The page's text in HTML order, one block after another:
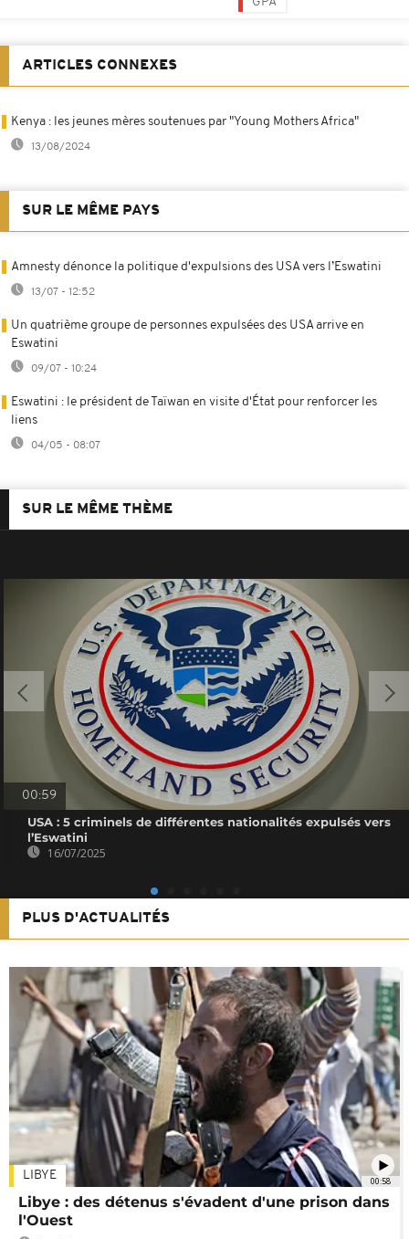
ARTICLES CONNEXES
Kenya : les jeunes mères soutenues par "Young Mothers Africa"
13/08/2024
SUR LE MÊME PAYS
Amnesty dénonce la politique d'expulsions des USA vers l’Eswatini
13/07 - 12:52
Un quatrième groupe de personnes expulsées des USA arrive en
Eswatini
09/07 - 10:24
Eswatini : le président de Taïwan en visite d'État pour renforcer les
liens
04/05 - 08:07
SUR LE MÊME THÈME
00:59
USA : 5 criminels de différentes nationalités expulsés vers
l’Eswatini
16/07/2025
PLUS D'ACTUALITÉS
00:58
LIBYE
Libye : des détenus s'évadent d'une prison dans
l'Ouest